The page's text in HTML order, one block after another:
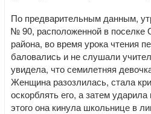
По предварительным данным,
№ 90, расположенной в поселке
района, во время урока чтения
баловались и не слушали
увидела, что семилетняя
Женщина разозлилась, стала
оскорблять его, а затем
этого она кинула школьнице в